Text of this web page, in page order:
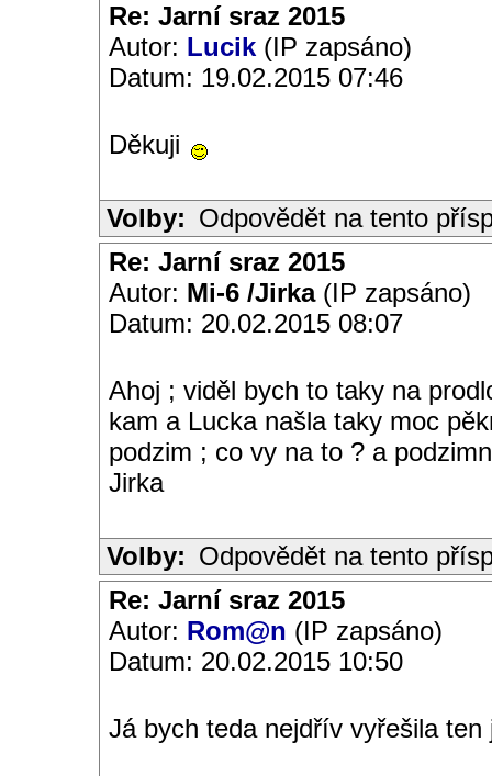
Re: Jarní sraz 2015
Autor: Lucik (IP zapsáno)
Datum: 19.02.2015 07:46
Děkuji
Volby: Odpovědět na tento
Re: Jarní sraz 2015
Autor: Mi-6 /Jirka(IP zapsáno)
Datum: 20.02.2015 08:07
Ahoj ; viděl bych to taky na
kam a Lucka našla taky moc
podzim ; co vy na to ? a
Jirka
Volby: Odpovědět na tento
Re: Jarní sraz 2015
Autor: Rom@n (IP zapsáno)
Datum: 20.02.2015 10:50
Já bych teda nejdřív vyřešila ten